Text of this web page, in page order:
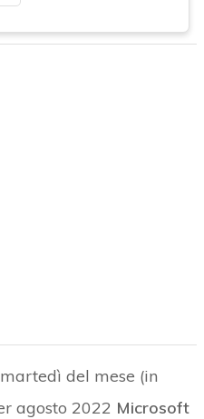
del mese (in
agosto 2022 Microsoft